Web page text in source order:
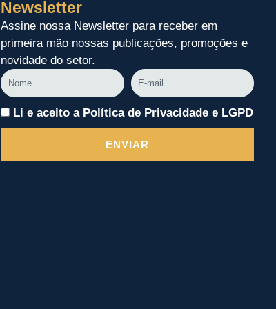
Newsletter
Assine nossa Newsletter para receber em
primeira mão nossas publicações, promoções e
novidade do setor.
Nome
E-
mail
Li e aceito a Política de Privacidade e LGPD
ENVIAR